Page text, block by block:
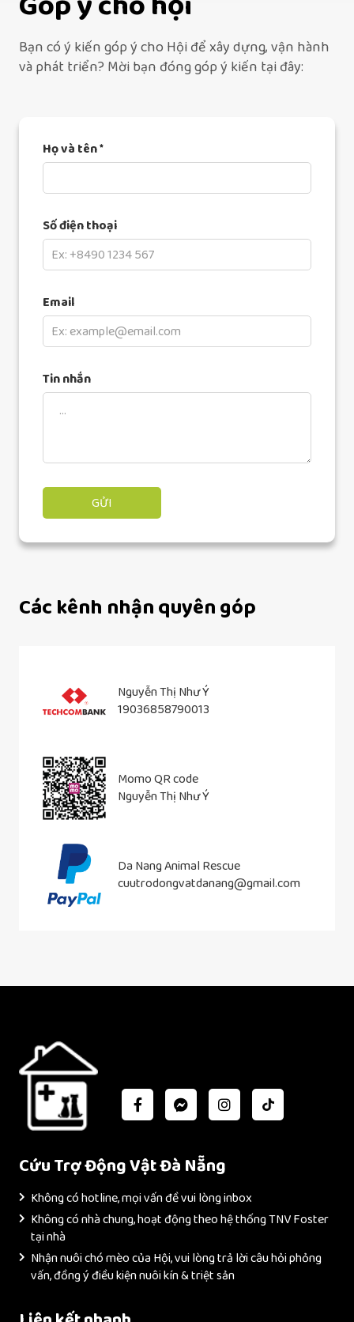
Bạn có ý kiến góp ý cho Hội để xây dựng, vận hành
và phát triển? Mời bạn đóng góp ý kiến tại đây:
Họ và tên *
Số điện thoại
Email
Tin nhắn
Các kênh nhận quyên góp
Nguyễn Thị Như Ý
19036858790013
Momo QR code
Nguyễn Thị Như Ý
Da Nang Animal Rescue
cuutrodongvatdanang@gmail.com
Cứu Trợ Động Vật Đà Nẵng
Không có hotline, mọi vấn đề vui lòng inbox
Không có nhà chung, hoạt động theo hệ thống TNV Foster
tại nhà
Nhận nuôi chó mèo của Hội, vui lòng trả lời câu hỏi phỏng
vấn, đồng ý điều kiện nuôi kín & triệt sản